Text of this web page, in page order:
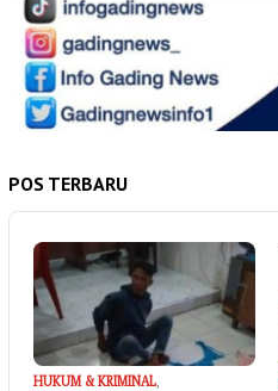
POS TERBARU
HUKUM & KRIMINAL